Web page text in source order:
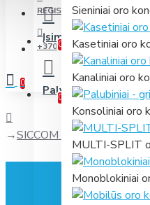
Įsimintini Jūsų prekių
0
PalygintiPrekių
0
Sieniniai oro
Kasetiniai oro
Kanaliniai oro
Konsoliniai oro
MULTI-SPLIT
Monoblokiniai
REGISTRUOTIS
+370 631 61866
0
SICCOM kondensato